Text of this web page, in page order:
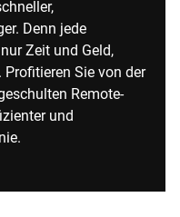
Denn jede
Zeit und Geld,
Sie von der
Remote-
und